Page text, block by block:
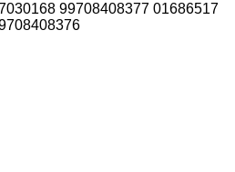
99708408377 01686517